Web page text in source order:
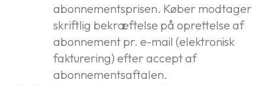
abonnementsprisen. Køber modtager
skriftlig bekræftelse på oprettelse af
abonnement pr. e-mail (elektronisk
fakturering) efter accept af
abonnementsaftalen.